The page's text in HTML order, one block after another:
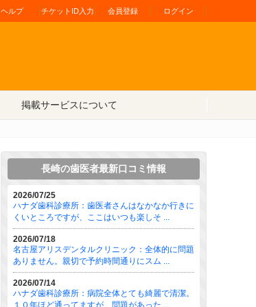
ヘルプ チケットID入力 会員登録 ログイン
掲載サービスについて
長崎の歯医者最新口コミ情報
2026/07/25
ハナダ歯科診療所：歯医者さんはなかなか行きに
くいところですが、ここはいつも楽しそ ...
2026/07/18
名古屋アリスデンタルクリニック：全体的に問題
ありません。親切で予約時間通りにスム ...
2026/07/14
ハナダ歯科診療所：病院全体とても綺麗で清潔。